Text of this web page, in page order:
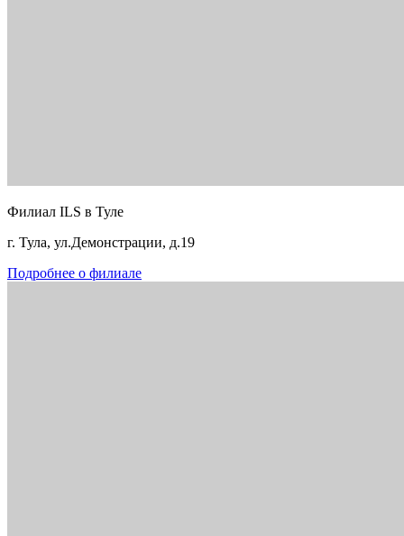
Филиал ILS в Туле
г. Тула, ул.Демонстрации, д.19
Подробнее о филиале